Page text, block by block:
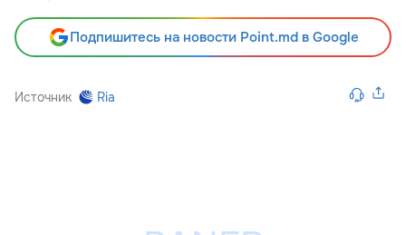
Подпишитесь на новости Point.md в Google
Источник Ria